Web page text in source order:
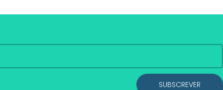
SUBSCREVER